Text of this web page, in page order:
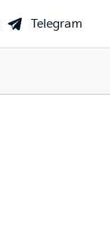
Telegram